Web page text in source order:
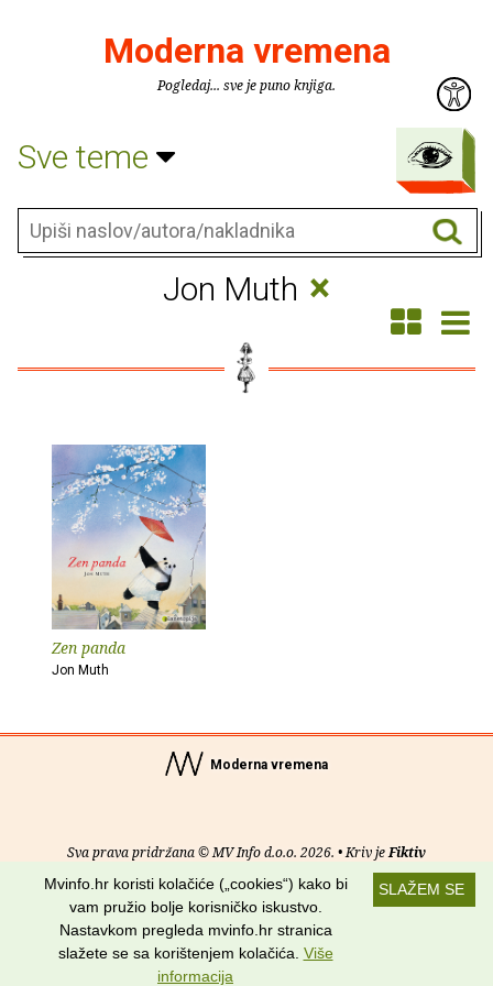
Moderna vremena
Pogledaj... sve je puno knjiga.
Sve teme
Jon Muth ×
Zen panda
Jon Muth
Moderna vremena
Sva prava pridržana © MV Info d.o.o. 2026. • Kriv jeFiktiv
Uvjeti korištenja RSS kanali
Potraži nas na:
SLAŽEM SE
Mvinfo.hr koristi kolačiće („cookies“) kako bi
vam pružio bolje korisničko iskustvo.
Nastavkom pregleda mvinfo.hr stranica
slažete se sa korištenjem kolačića. Više
informacija